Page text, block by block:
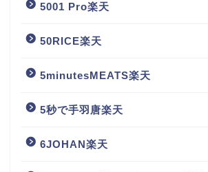
5001 Pro楽天
50RICE楽天
5minutesMEATS楽天
5秒で手羽唐楽天
6JOHAN楽天